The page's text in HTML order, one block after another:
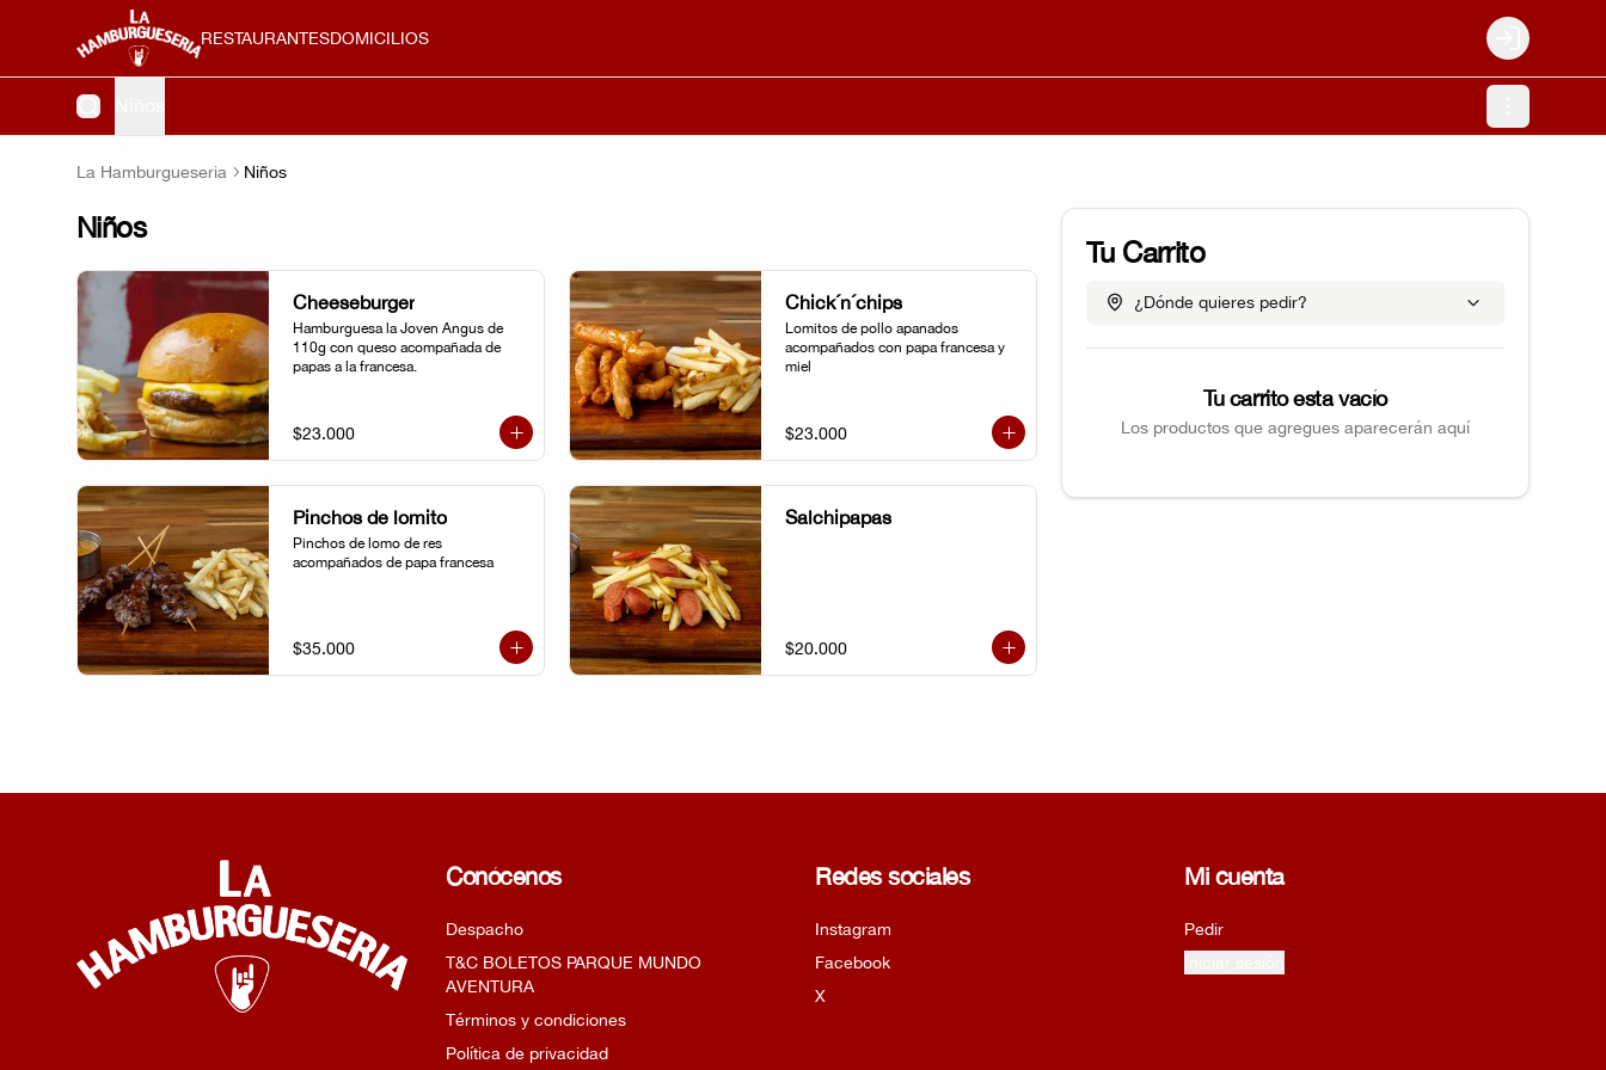
RESTAURANTESDOMICILIOS
Login
La Hamburgueseria Niños
Niños
Cheeseburger
Hamburguesa la Joven Angus de
110g con queso acompañada de
papas a la francesa.
$23.000
Chick´n´chips
Lomitos de pollo apanados
acompañados con papa francesa y
miel
$23.000
Pinchos de lomito
Pinchos de lomo de res
acompañados de papa francesa
$35.000
Salchipapas
$20.000
Tu Carrito
¿Dónde quieres pedir?
Tu carrito esta vacío
Los productos que agregues aparecerán aquí
Conócenos
Despacho
T&C BOLETOS PARQUE MUNDO
AVENTURA
Términos y condiciones
Política de privacidad
Redes sociales
Instagram
Facebook
X
Mi cuenta
Pedir